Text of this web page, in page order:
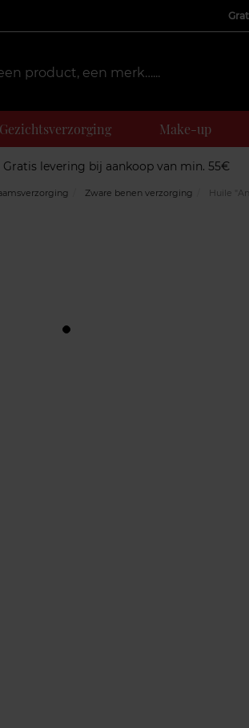
Gezichtsverzorging Make-up
Gratis levering bij aankoop van min. 55€
Zware benen verzorging Huile